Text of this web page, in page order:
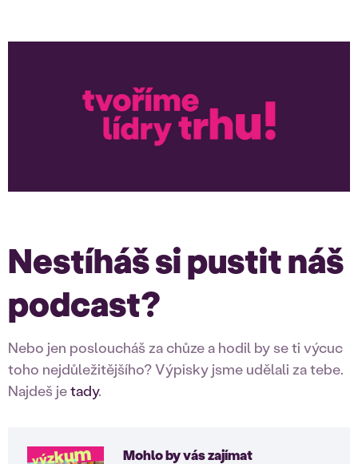
Nestíháš si pustit náš
podcast?
Nebo jen posloucháš za chůze a hodil by se ti výcuc
toho nejdůležitějšího? Výpisky jsme udělali za tebe.
Najdeš jetady.
Mohlo by vás zajímat